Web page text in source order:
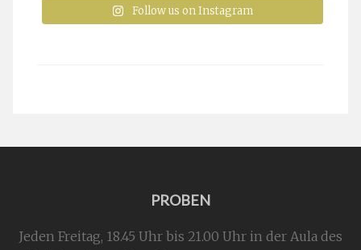
Follow us on Instagram
PROBEN
Jeden Freitag, 18.45 Uhr bis 21.00 Uhr in der Aula des